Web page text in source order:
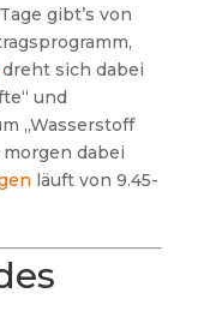
gibt’s von
dreht sich dabei
und
„Wasserstoff
dabei
läuft von 9.45-